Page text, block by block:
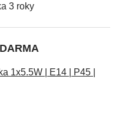
3 roky
1x5.5W | E14 | P45 |